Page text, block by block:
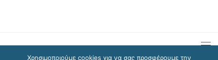
Χρησιμοποιούμε cookies για να σας προσφέρουμε την